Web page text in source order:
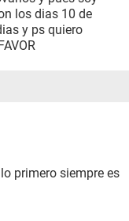
los dias 10 de
y ps quiero
primero siempre es